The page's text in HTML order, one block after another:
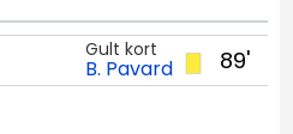
89'
Gult kort
B. Pavard